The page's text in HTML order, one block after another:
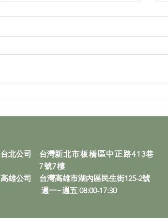
2026台日機械經貿商談會圓
台北公司 台灣新北市板橋區中正路413巷
7號7樓
高雄公司 台灣高雄市湖內區民生街125-2號
週一~週五 08:00-17:30